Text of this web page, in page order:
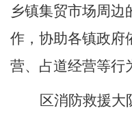
乡镇集贸市场周边
作，协助各镇政府
营、占道经营等行
区消防救援大